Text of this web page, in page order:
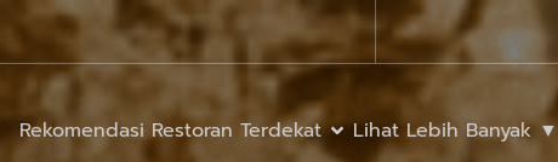
Rekomendasi Restoran Terdekat Lihat Lebih Banyak ▼